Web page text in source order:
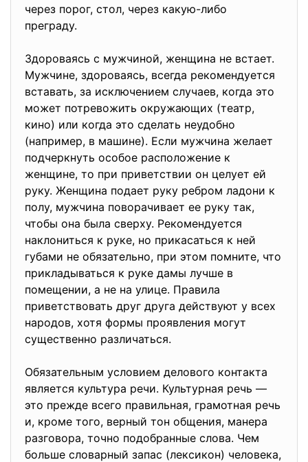
через порог, стол, через какую-либо
преграду.
Здороваясь с мужчиной, женщина не встает.
Мужчине, здороваясь, всегда рекомендуется
вставать, за исключением случаев, когда это
может потревожить окружающих (театр,
кино) или когда это сделать неудобно
(например, в машине). Если мужчина желает
подчеркнуть особое расположение к
женщине, то при приветствии он целует ей
руку. Женщина подает руку ребром ладони к
полу, мужчина поворачивает ее руку так,
чтобы она была сверху. Рекомендуется
наклониться к руке, но прикасаться к ней
губами не обязательно, при этом помните, что
прикладываться к руке дамы лучше в
помещении, а не на улице. Правила
приветствовать друг друга действуют у всех
народов, хотя формы проявления могут
существенно различаться.
Обязательным условием делового контакта
является культура речи. Культурная речь —
это прежде всего правильная, грамотная речь
и, кроме того, верный тон общения, манера
разговора, точно подобранные слова. Чем
больше словарный запас (лексикон) человека,